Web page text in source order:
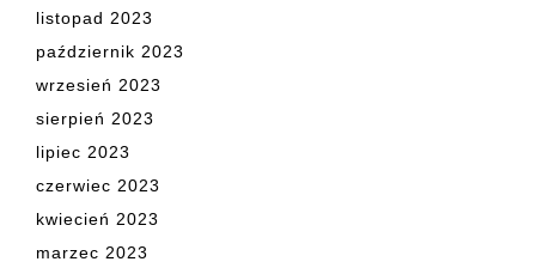
listopad 2023
październik 2023
wrzesień 2023
sierpień 2023
lipiec 2023
czerwiec 2023
kwiecień 2023
marzec 2023